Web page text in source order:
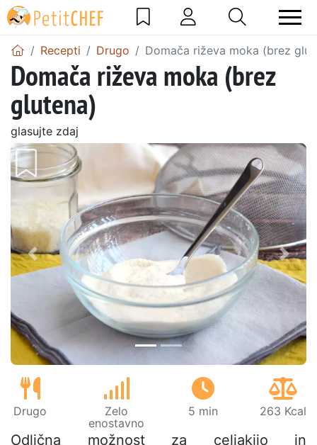
Recepti Drugo Domača riževa moka (brez
Domača riževa moka (brez
glutena)
glasujte zdaj
Prejšnji
Drugo
Zelo
enostavno
5 min 263 Kcal
Odlična možnost za celiakijo in